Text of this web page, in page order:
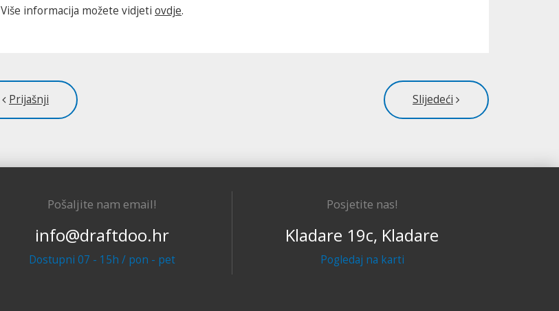
Više informacija možete vidjeti ovdje.
Prijašnji Slijedeći
Pošaljite nam email!
info@draftdoo.hr
Dostupni 07 - 15h / pon - pet
Posjetite nas!
Kladare 19c, Kladare
Pogledaj na karti